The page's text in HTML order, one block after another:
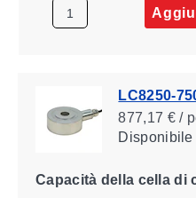
LC8250-
877,17 € /
Disponibile
Capacità della cella di